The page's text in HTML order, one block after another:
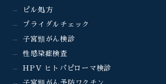
ピル処方
ブライダルチェック
子宮頸がん検診
性感染症検査
HPV ヒトパピローマ検診